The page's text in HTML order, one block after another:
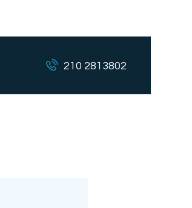
210 2813802